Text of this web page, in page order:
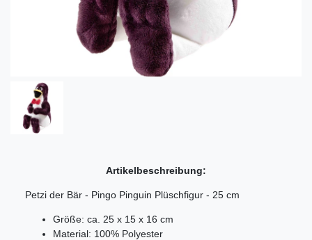
Artikelbeschreibung:
Petzi der Bär - Pingo Pinguin Plüschfigur - 25 cm
Größe: ca. 25 x 15 x 16 cm
Material: 100% Polyester